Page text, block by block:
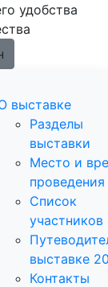
удобства
выставке
Разделы
выставки
Место и
проведения
Список
выставке
Контакты